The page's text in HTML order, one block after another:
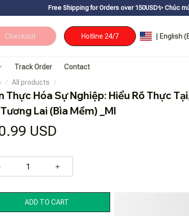
Free Shipping for Orders over 150USDㅤ✨ Chúc mừng
Checkout Hotline 24/7 | English
Track Order
Contact
All products
Thực Hóa Sự Nghiệp: Hiểu Rõ Thực
Lai (Bìa Mềm) _Ml
USD
ADD TO CART